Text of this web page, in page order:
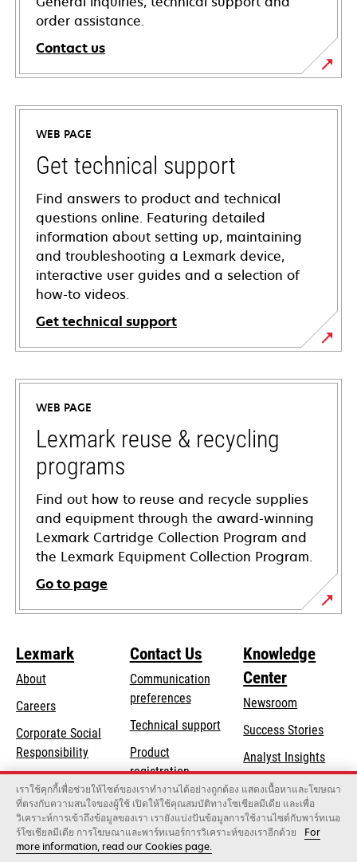
order assistance.
Contact us
WEB PAGE
Get technical support
Find answers to product and technical
questions online. Featuring detailed
information about setting up, maintaining
and troubleshooting a Lexmark device,
interactive user guides and a selection of
how-to videos.
Get technical support
opens
in
new
tab
WEB PAGE
Lexmark reuse & recycling
programs
Find out how to reuse and recycle supplies
and equipment through the award-winning
Lexmark Cartridge Collection Program and
the Lexmark Equipment Collection Program.
Go to page
Lexmark
About
Careers
Corporate Social
Responsibilityopens
in
a
new
tab
Sustainability
Lexmark Partners
Contact Us
Communication
preferences
Technical supportopens
new
tab
Product
registration
Find a dealer
Knowledge
Center
Newsroom
Success Stories
Analyst Insights
Lexmark International, Inc., a Xerox Company
เราใช้คุกกี้เพื่อช่วยให้ไซต์ของเราทำงานได้อย่างถูกต้อง แสดงเนื้อหาและโฆษณา
ที่ตรงกับความสนใจของผู้ใช้ เปิดให้ใช้คุณสมบัติทางโซเชียลมีเดีย และเพื่อ
วิเคราะห์การเข้าถึงข้อมูลของเรา เรายังแบ่งปันข้อมูลการใช้งานไซต์กับพาร์ทเนอ
ร์โซเชียลมีเดีย การโฆษณาและพาร์ทเนอร์การวิเคราะห์ของเราอีกด้วย
For
more information, read our Cookies page.